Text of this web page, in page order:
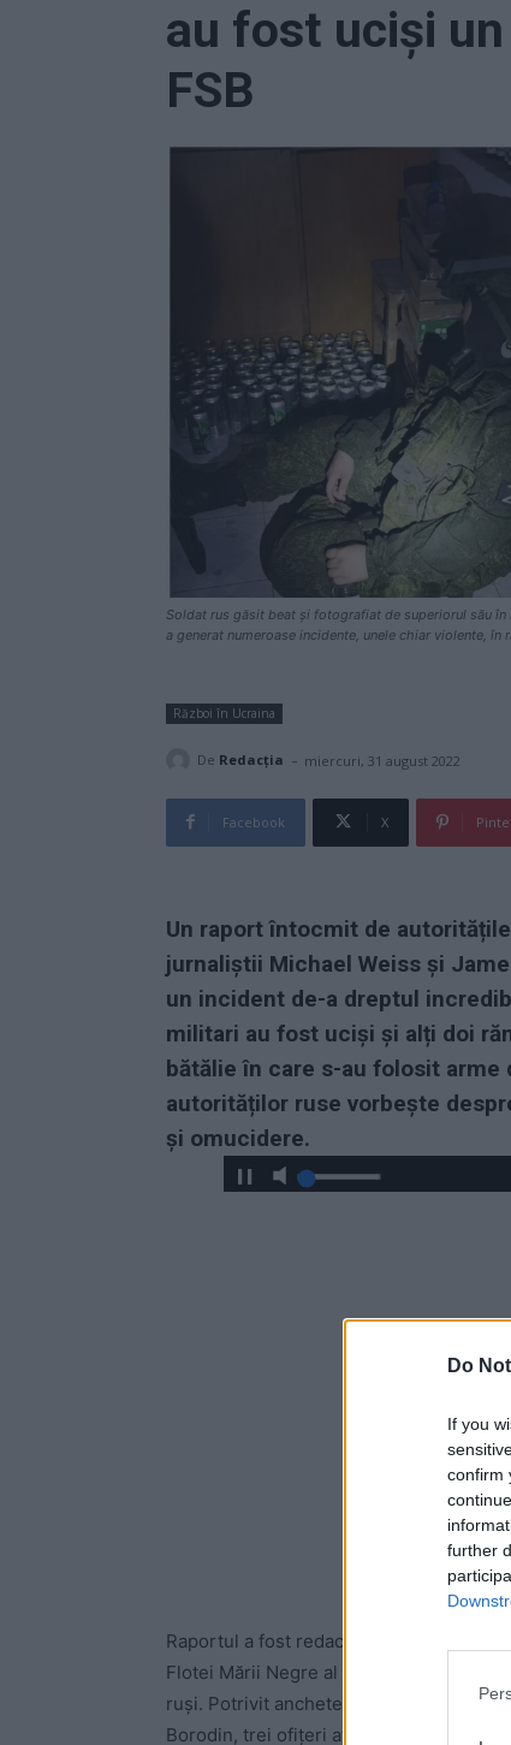
Do
If you
confirm
further
au fost uciși
FSB
Soldat rus găsit beat și fotografiat de superiorul său
a generat numeroase incidente, unele chiar violente,
Război în Ucraina
De Redacţia - miercuri, 31 august 2022
Facebook X
Un raport întocmit de
jurnaliștii Michael Weiss și
un incident de-a dreptul
militari au fost uciși și alți doi
bătălie în care s-au folosit
autorităților ruse vorbește
și omucidere.
Raportul a fost redactat de
Flotei Mării Negre al Rusiei și vizează
ruși. Potrivit anchetei, pe 19 iunie, în
Borodin, trei ofițeri atașați subdiviziunii